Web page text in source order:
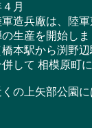
月
造兵廠は、陸軍
生産を開始し
橋本駅から渕野
して 相模原町
の上矢部公園に